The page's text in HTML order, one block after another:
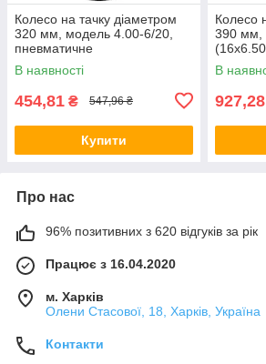
Колесо на тачку діаметром
320 мм, модель 4.00-6/20,
пневматичне
В наявності
454,81 ₴ 547,96 ₴
Купити
Колесо
390 мм,
В
927,28
Про нас
96% позитивних з 620 відгуків за рік
Працює з 16.04.2020
м. Харків
Олени Стасової, 18, Харків, Україна
Контакти